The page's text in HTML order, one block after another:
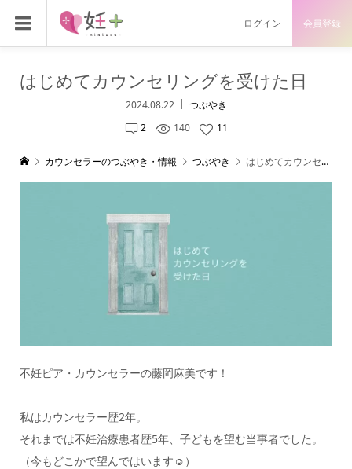
ログイン 会員登録
はじめてカウンセリングを受けた日
2024.08.22
つぶやき
2
140 11
カウンセラーのつぶやき・情報 つぶやき はじめてカウンセリングを受けた日
不妊ピア・カウンセラーの藤岡麻美です！
私はカウンセラー歴2年。
それまでは不妊治療患者歴5年、子どもを望む当事者でした。
（今もどこかで望んではいます☺）